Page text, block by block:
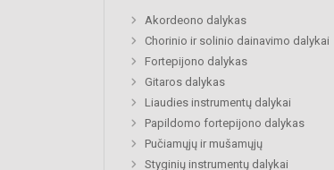
Akordeono dalykas
Chorinio ir solinio dainavimo dalykai
Fortepijono dalykas
Gitaros dalykas
Liaudies instrumentų dalykai
Papildomo fortepijono dalykas
Pučiamųjų ir mušamųjų
Styginių instrumentų dalykai